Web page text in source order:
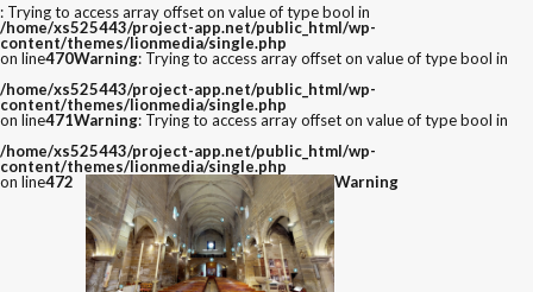
: Trying to access array offset on value of type bool in
/home/xs525443/project-app.net/public_html/wp-
content/themes/lionmedia/single.php
on line470Warning: Trying to access array offset on value of type bool in
/home/xs525443/project-app.net/public_html/wp-
content/themes/lionmedia/single.php
on line471Warning: Trying to access array offset on value of type bool in
/home/xs525443/project-app.net/public_html/wp-
content/themes/lionmedia/single.php
on line472 Warning